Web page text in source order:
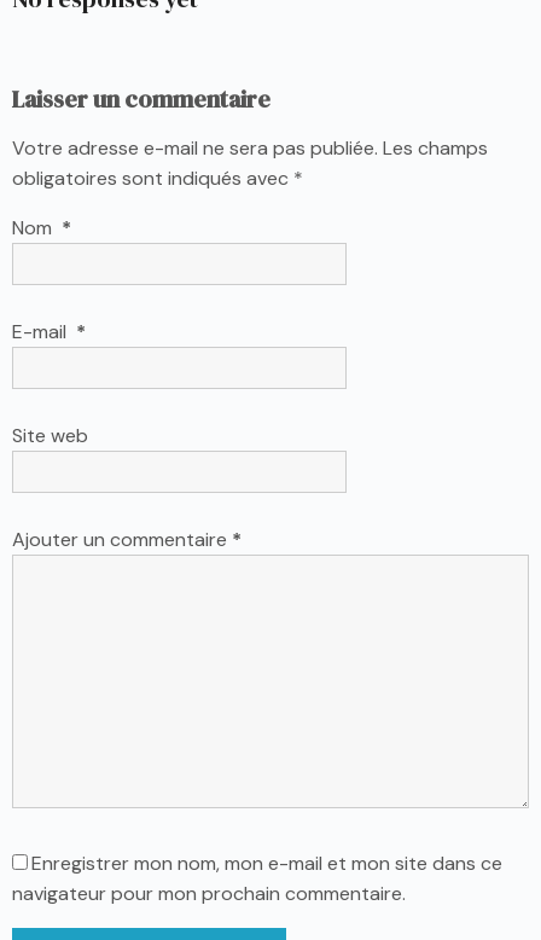
Laisser un commentaire
Votre adresse e-mail ne sera pas publiée. Les champs
obligatoires sont indiqués avec *
Nom *
E-mail *
Site web
Ajouter un commentaire *
Enregistrer mon nom, mon e-mail et mon site dans ce
navigateur pour mon prochain commentaire.